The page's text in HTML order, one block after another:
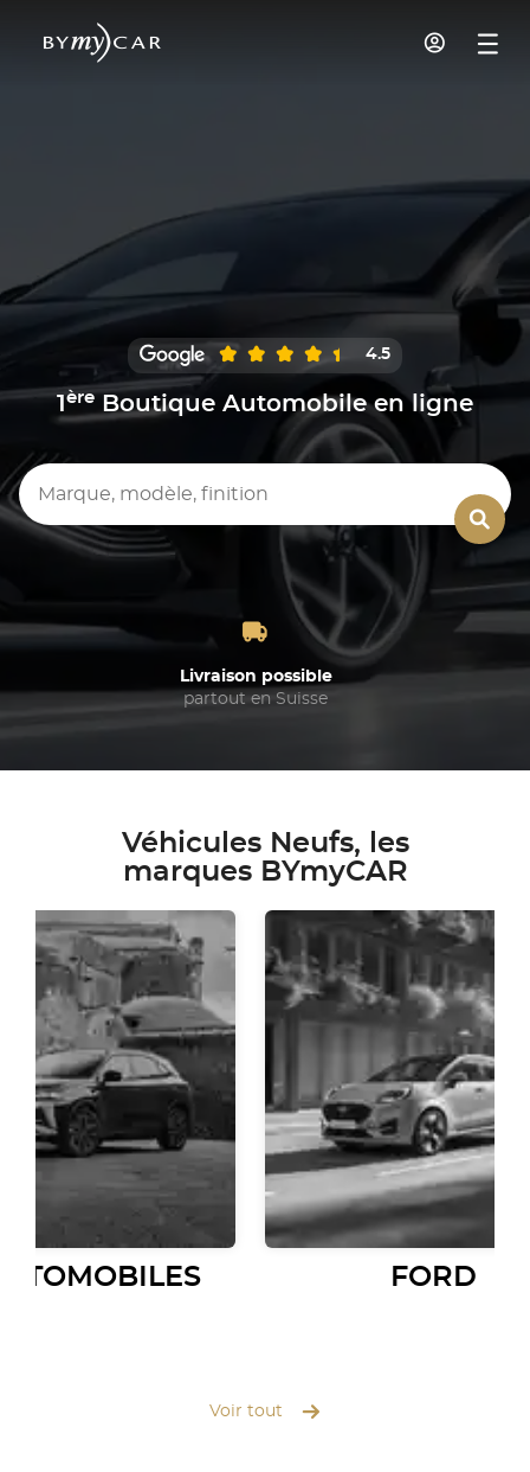
4.5
1 ère Boutique Automobile en ligne
Marque, modèle, finition
Livraison possible
partout en Suisse
Véhicules Neufs, les
marques BYmyCAR
FORD
Voir tout